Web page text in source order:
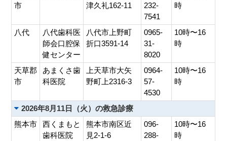
市
津久礼162-11
232-
7541
時
八代
八代歯科医
師会口腔保
健センター
八代市上野町
折口3591-14
0965-
31-
8020
10時〜16
時
天草郡
市
あまくさ歯
科医院
上天草市大矢
野町上2316-3
0964-
57-
4530
10時〜16
時
2026年8月11日（火）の救急診療
熊本市
西くまもと
歯科医院
熊本市南区近
見2-1-6
096-
288-
10時〜16
時